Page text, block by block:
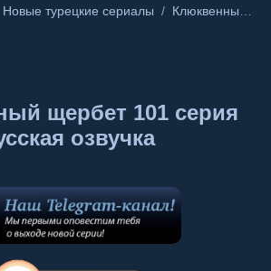
Новые турецкие сериалы / Клюквенный щербет
щербет 101 серия
озвучка